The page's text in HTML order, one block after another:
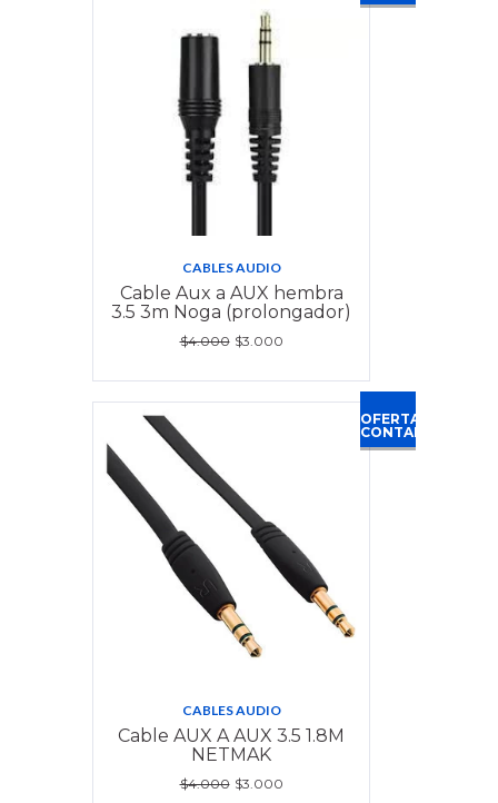
CABLES AUDIO
Cable Aux a AUX hembra
3.5 3m Noga (prolongador)
$4.000 $3.000
OFERTA
CONTADO
CABLES AUDIO
Cable AUX A AUX 3.5 1.8M
NETMAK
$4.000 $3.000